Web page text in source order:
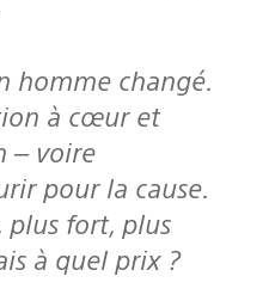
à cœur et
– voire
pour la cause.
plus fort, plus
à quel prix ?